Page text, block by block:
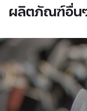
ผลิตภัณฑ์อื่น